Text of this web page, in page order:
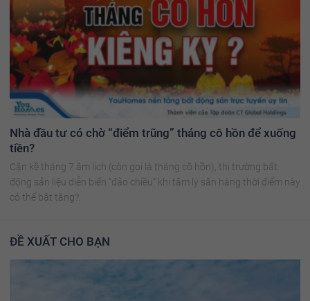
Nhà đầu tư có chờ “điểm trũng” tháng cô hồn để xuống
tiền?
Cận kề tháng 7 âm lịch (còn gọi là tháng cô hồn), thị trường bất
động sản liệu diễn biến “đảo chiều” khi tâm lý săn hàng thời điểm này
có thể bật tăng?.
ĐỀ XUẤT CHO BẠN